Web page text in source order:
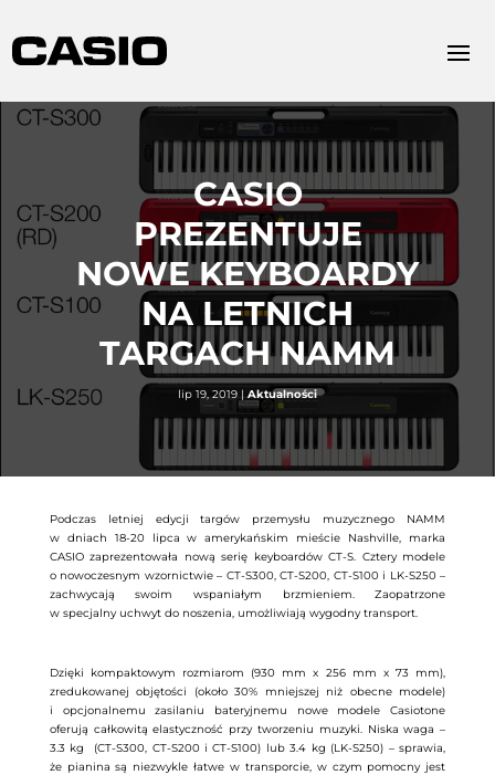
CASIO
PREZENTUJE
NOWE KEYBOARDY
NA LETNICH
TARGACH NAMM
lip 19, 2019 | Aktualności
Podczas letniej edycji targów przemysłu muzycznego NAMM
w dniach 18-20 lipca w amerykańskim mieście Nashville, marka
CASIO zaprezentowała nową serię keyboardów CT-S. Cztery modele
o nowoczesnym wzornictwie – CT-S300, CT-S200, CT-S100 i LK-S250 –
zachwycają swoim wspaniałym brzmieniem. Zaopatrzone
w specjalny uchwyt do noszenia, umożliwiają wygodny transport.
Dzięki kompaktowym rozmiarom (930 mm x 256 mm x 73 mm),
zredukowanej objętości (około 30% mniejszej niż obecne modele)
i opcjonalnemu zasilaniu bateryjnemu nowe modele Casiotone
oferują całkowitą elastyczność przy tworzeniu muzyki. Niska waga –
3.3 kg (CT-S300, CT-S200 i CT-S100) lub 3.4 kg (LK-S250) – sprawia,
że pianina są niezwykle łatwe w transporcie, w czym pomocny jest